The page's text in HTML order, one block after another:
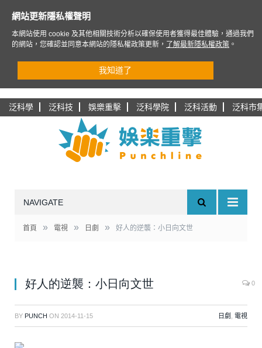
泛科學 泛科技 娛樂重擊 泛科學院 泛科活動 泛科市
NAVIGATE
首頁 » 電視 » 日劇 » 好人的逆襲：小日向文世
好人的逆襲：小日向文世 0
BY PUNCH ON 2014-11-15 日劇 電視
網站更新隱私權聲明
本網站使用 cookie 及其他相關技術分析以確保使用者獲得最佳體驗，通過我們
的網站，您確認並同意本網站的隱私權政策更新，
了解最新隱私權政策 。
我知道了